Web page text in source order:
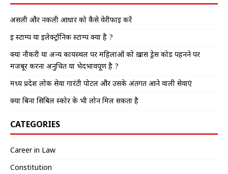
असली और नकली आधार को कैसे वेरीफाई करें
इ स्टाम्प या इलेक्ट्रॉनिक स्टाम्प क्या है ?
क्या नौकरी या अन्य कार्यस्थल पर महिलाओं को ख़ास ड्रेस कोड पहनने पर
मजबूर करना अनुचित या भेदभावपूर्ण है ?
मध्य प्रदेश लोक सेवा गारंटी पोर्टल और उसके अंतर्गत आने वाली सेवाएं
क्या बिना सिबिल स्कोर के भी लोन मिल सकता है
CATEGORIES
Career in Law
Constitution